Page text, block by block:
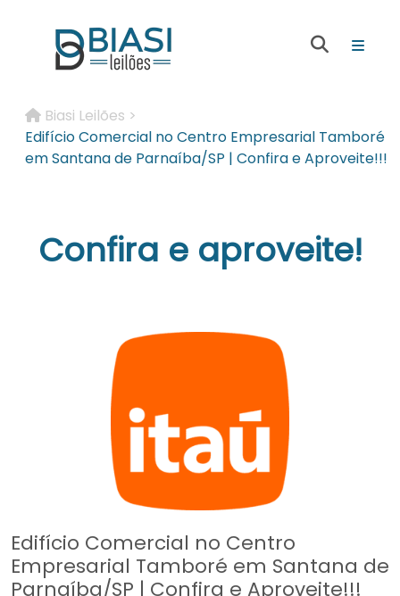
Biasi Leilões >
Edifício Comercial no Centro Empresarial Tamboré
em Santana de Parnaíba/SP | Confira e Aproveite!!!
Confira e aproveite!
Edifício Comercial no Centro
Empresarial Tamboré em Santana de
Parnaíba/SP | Confira e Aproveite!!!